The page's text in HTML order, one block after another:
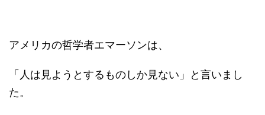
アメリカの哲学者エマーソンは、
「人は見ようとするものしか見ない」と言いまし
た。